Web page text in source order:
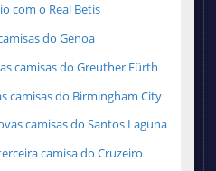
com o Real Betis
do Genoa
camisas do Greuther Fürth
camisas do Birmingham City
camisas do Santos Laguna
camisa do Cruzeiro